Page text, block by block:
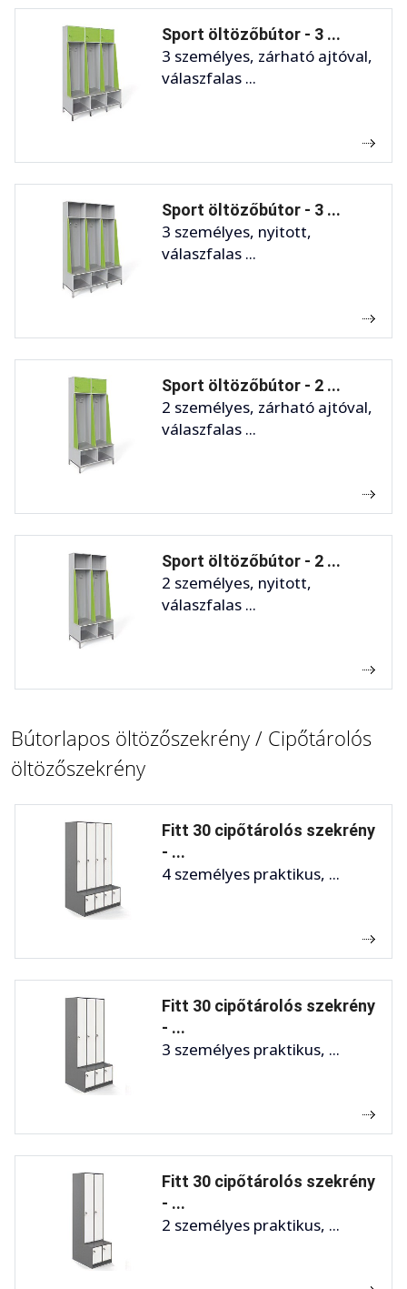
Sport öltözőbútor - 3 ...
3 személyes, zárható ajtóval,
válaszfalas ...
Sport öltözőbútor - 3 ...
3 személyes, nyitott,
válaszfalas ...
Sport öltözőbútor - 2 ...
2 személyes, zárható ajtóval,
válaszfalas ...
Sport öltözőbútor - 2 ...
2 személyes, nyitott,
válaszfalas ...
Bútorlapos öltözőszekrény / Cipőtárolós
öltözőszekrény
Fitt 30 cipőtárolós szekrény
- ...
4 személyes praktikus, ...
Fitt 30 cipőtárolós szekrény
- ...
3 személyes praktikus, ...
Fitt 30 cipőtárolós szekrény
- ...
2 személyes praktikus, ...